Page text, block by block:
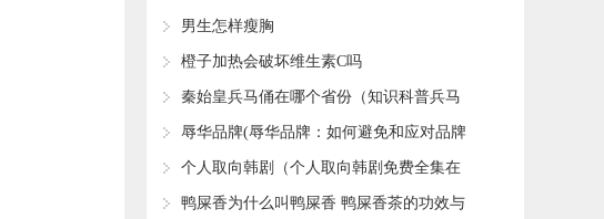
震破坏力如何？
​男生怎样瘦胸
​橙子加热会破坏维生素C吗
​秦始皇兵马俑在哪个省份（知识科普兵马
俑的地理位置）
​辱华品牌(辱华品牌：如何避免和应对品牌
辱华事件)
​个人取向韩剧（个人取向韩剧免费全集在
线观看）
​鸭屎香为什么叫鸭屎香 鸭屎香茶的功效与